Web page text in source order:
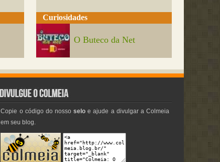
Curiosidades
O Buteco da Net
Copie o código do nossoselo e ajude a divulgar a Colmeia
em seu blog.